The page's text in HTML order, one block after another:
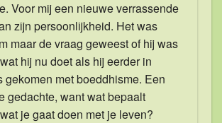
Voor mij een nieuwe verrassende
zijn persoonlijkheid. Het was
maar de vraag geweest of hij was
hij nu doet als hij eerder in
gekomen met boeddhisme. Een
gedachte, want wat bepaalt
je gaat doen met je leven?